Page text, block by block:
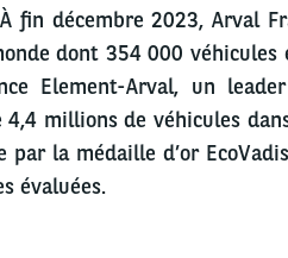
fin décembre 2023, Arval
dont 354 000 véhicules
Element-Arval, un
millions de véhicules
par la médaille d’or
évaluées.